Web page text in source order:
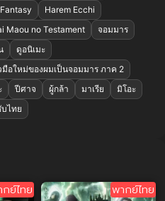
Harem Ecchi
Maou no Testament
จอมมาร
ดูอนิเมะ
มือใหม่ของผมเป็นจอมมาร ภาค 2
ปีศาจ ผู้กล้า มาเรีย
มิโอะ
บไทย
ย์ไทย พากย์ไทย